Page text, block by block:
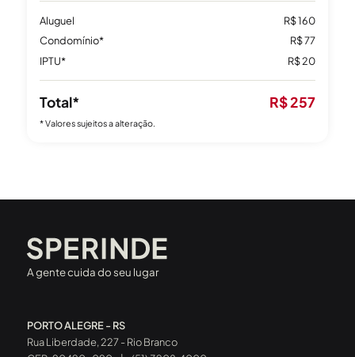
Aluguel
R$ 160
Condomínio*
R$ 77
IPTU*
R$ 20
Total* R$ 257
* Valores sujeitos a alteração.
A gente cuida do seu lugar
PORTO ALEGRE - RS
Rua Liberdade, 227 - Rio Branco